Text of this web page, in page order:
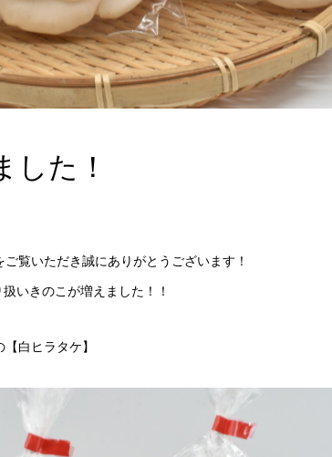
した！
覧いただき誠にありがとうございます！
いきのこが増えました！！
白ヒラタケ】